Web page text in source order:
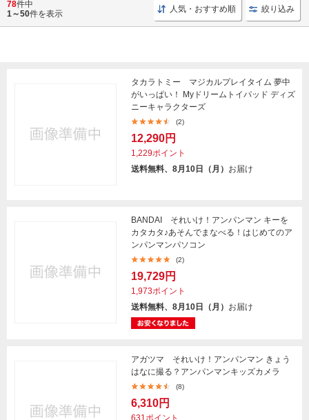
78件中
1～50件を表示 人気・おすすめ順 絞り込み
タカラトミー マジカルプレイタイム 夢中
がいっぱい！ Myドリームトイパッド ディズ
ニーキャラクターズ
(2)
12,290円
1,229ポイント
送料無料、8月10日（月） お届け
BANDAI それいけ！アンパンマン キーを
カタカタ♪あそんでまなべる！はじめてのア
ンパンマンパソコン
(2)
19,729円
1,973ポイント
送料無料、8月10日（月） お届け
アガツマ それいけ！アンパンマン きょう
はなに撮る？アンパンマンキッズカメラ
(8)
6,310円
631ポイント